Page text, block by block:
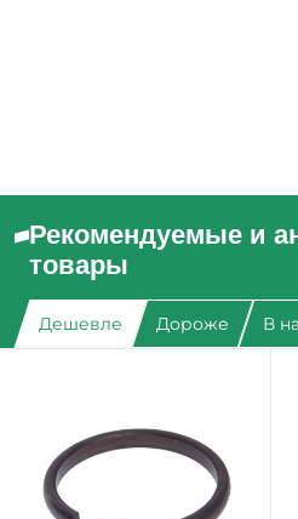
Рекомендуемые и
товары
Дешевле Дороже В